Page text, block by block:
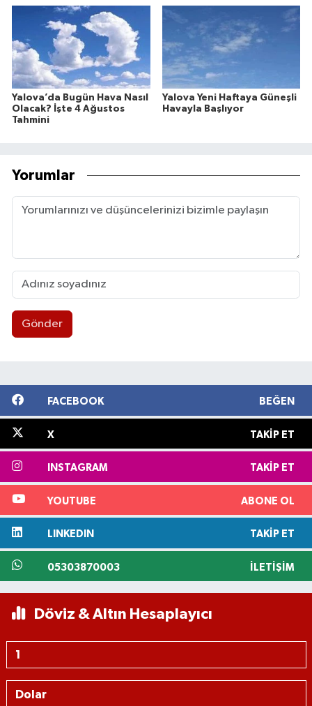
Yalova’da Bugün Hava Nasıl
Olacak? İşte 4 Ağustos
Tahmini
Yalova Yeni Haftaya Güneşli
Havayla Başlıyor
Yorumlar
Gönder
FACEBOOK BEĞEN
X TAKIP ET
INSTAGRAM TAKIP ET
YOUTUBE ABONE OL
LINKEDIN TAKIP ET
05303870003 İLETIŞIM
Döviz & Altın Hesaplayıcı